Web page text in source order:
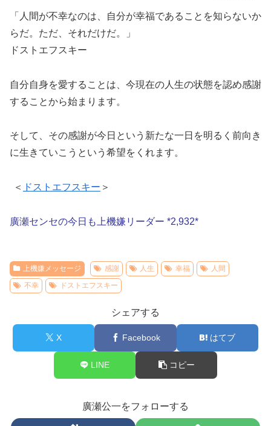
「人間が不幸なのは、自分が幸福であることを知らないか
らだ。ただ、それだけだ。」
ドストエフスキー
自分自身を愛することは、今現在の人生の状態を認め感謝
することから始まります。
そして、その感謝が今日という新たな一日を明るく前向き
に生きていこうという希望をくれます。
＜ ドストエフスキー ＞
廣瀬センセの今日も上機嫌リーダー *2,932*
上機嫌メッセージ 感謝 人生 幸福
人間
不幸
ドストエフスキー
シェアする
X Facebook はてブ
LINE コピー
廣瀬公一をフォローする